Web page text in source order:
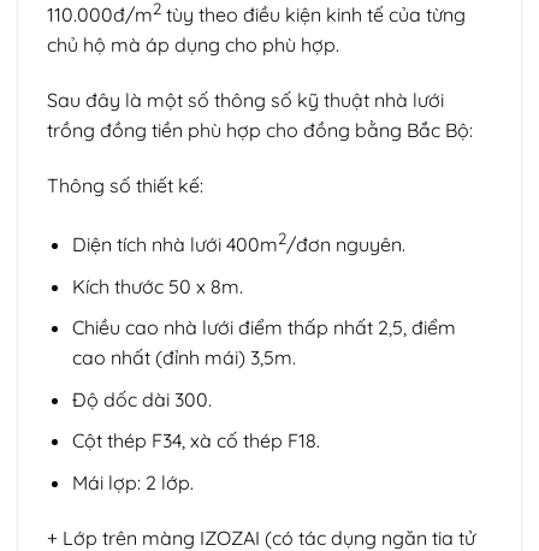
110.000đ/m2 tùy theo điều kiện kinh tế của từng
chủ hộ mà áp dụng cho phù hợp.
Sau đây là một số thông số kỹ thuật nhà lưới
trồng đồng tiền phù hợp cho đồng bằng Bắc Bộ:
Thông số thiết kế:
Diện tích nhà lưới 400m2/đơn nguyên.
Kích thước 50 x 8m.
Chiều cao nhà lưới điểm thấp nhất 2,5, điểm
cao nhất (đỉnh mái) 3,5m.
Độ dốc dài 300.
Cột thép F34, xà cố thép F18.
Mái lợp: 2 lớp.
+ Lớp trên màng IZOZAI (có tác dụng ngăn tia tử